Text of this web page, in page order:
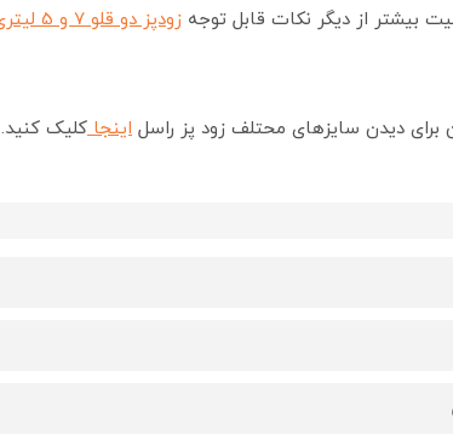
بیشتر از دیگر نکات قابل توجه زودپز دو قلو 7 و 5 لیتری راسل ترکیه مدل R-15
دیدن سایزهای محتلف زود پز راسل اینجاکلیک کنید.